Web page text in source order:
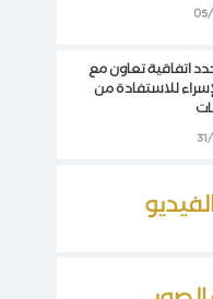
اتفاقية تعاون مع
للاستفادة من